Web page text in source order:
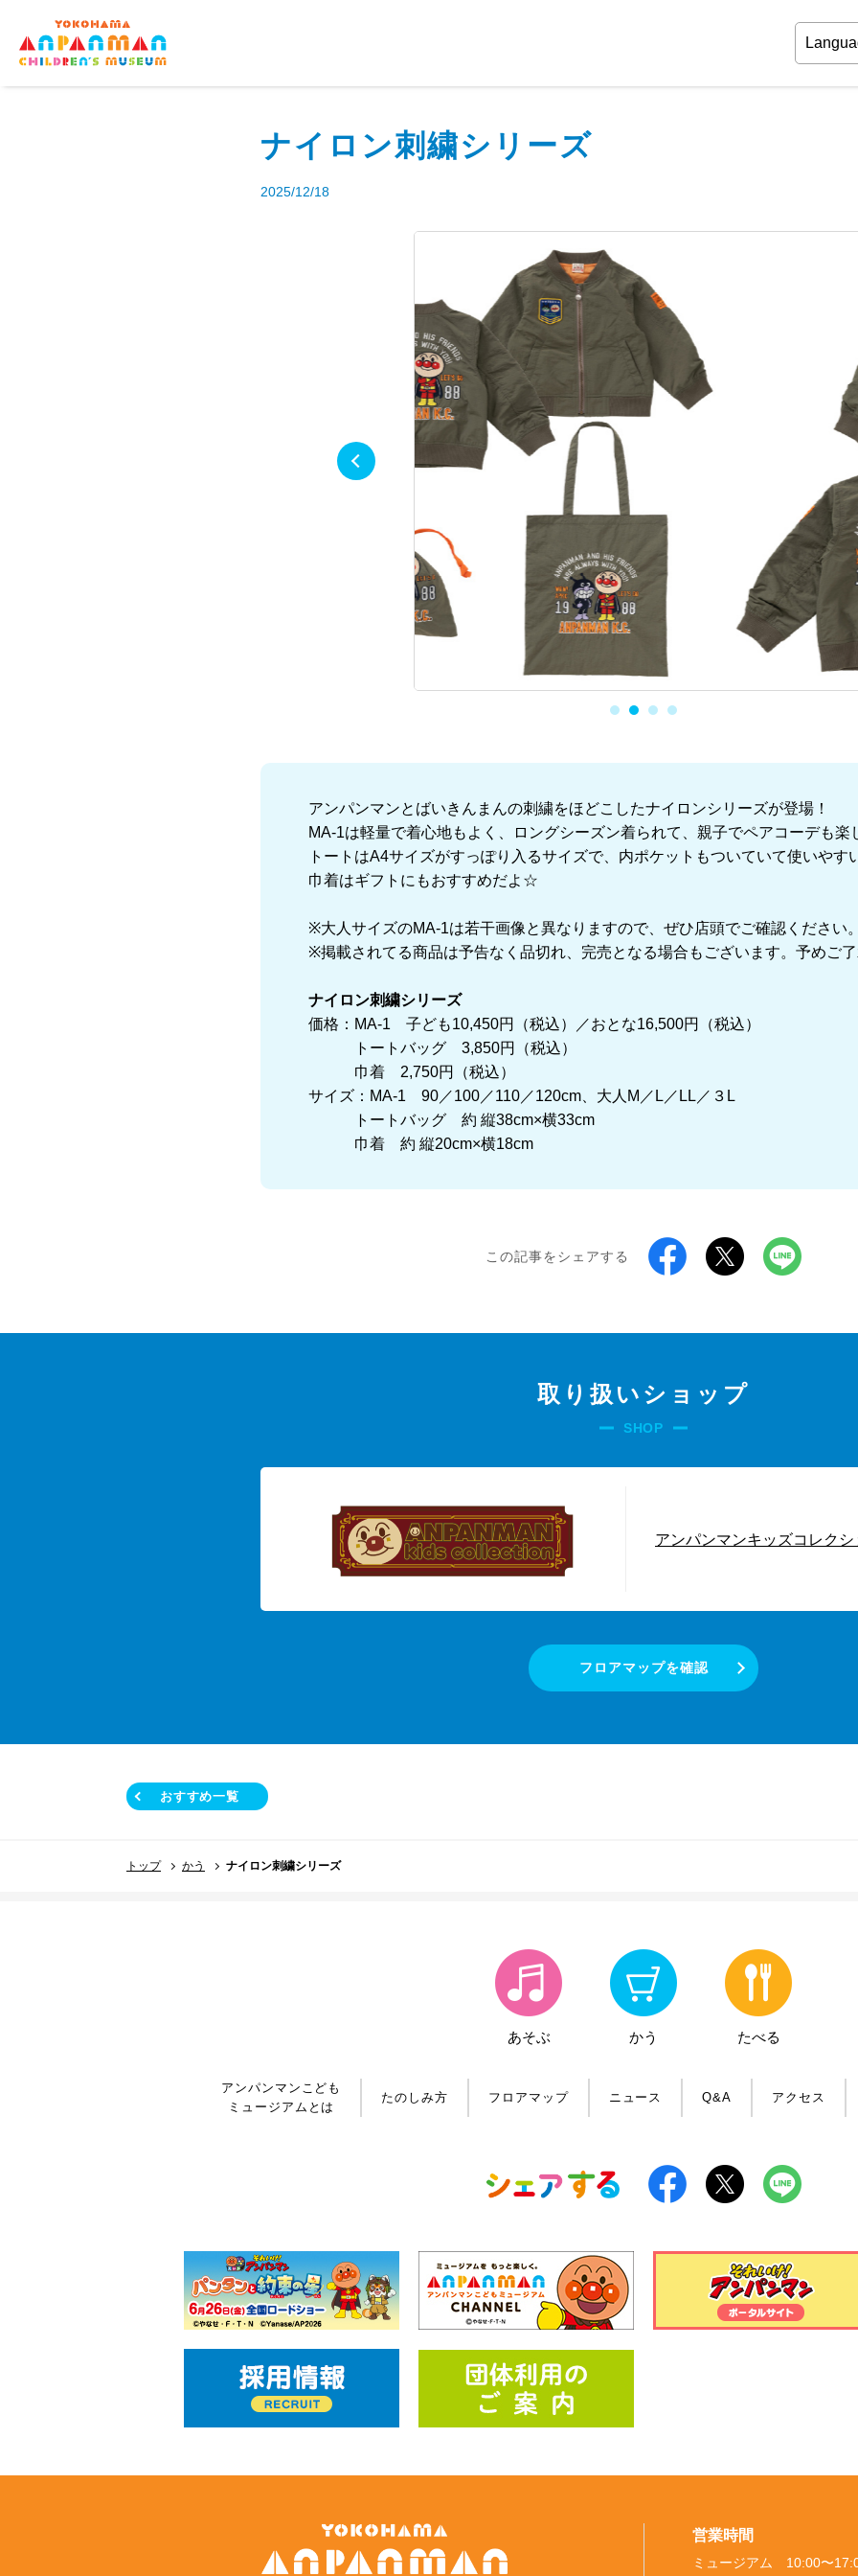
ナイロン刺繍シリーズ
2025/12/18
アンパンマンとばいきんまんの刺繍をほどこしたナイロンシリーズが登場！
MA-1は軽量で着心地もよく、ロングシーズン着られて、親子でペアコーデも
トートはA4サイズがすっぽり入るサイズで、内ポケットもついていて使いやす
巾着はギフトにもおすすめだよ☆
※大人サイズのMA-1は若干画像と異なりますので、ぜひ店頭でご確認ください
※掲載されてる商品は予告なく品切れ、完売となる場合もございます。予めご
ナイロン刺繍シリーズ
価格：MA-1 子ども10,450円（税込）／おとな16,500円（税込）
トートバッグ 3,850円（税込）
巾着 2,750円（税込）
サイズ：MA-1 90／100／110／120cm、大人M／L／LL／３L
トートバッグ 約 縦38cm×横33cm
巾着 約 縦20cm×横18cm
この記事をシェアする
取り扱いショップ
SHOP
アンパンマンキッズコレクシ
フロアマップを確認
おすすめ一覧
トップ かう ナイロン刺繍シリーズ
あそぶ かう たべる
アンパンマンこども
ミュージアムとは
たのしみ方 フロアマップ ニュース Q&A アクセス
営業時間
ミュージアム 10:00〜